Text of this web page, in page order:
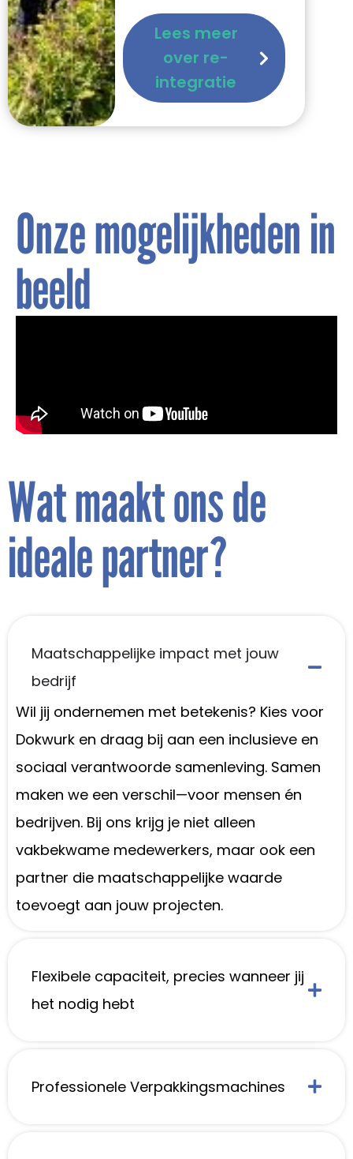
Lees meer
over re-
integratie
Onze mogelijkheden in
beeld
Wat maakt ons de
ideale partner?
Maatschappelijke impact met jouw
bedrijf
Wil jij ondernemen met betekenis? Kies voor
Dokwurk en draag bij aan een inclusieve en
sociaal verantwoorde samenleving. Samen
maken we een verschil—voor mensen én
bedrijven. Bij ons krijg je niet alleen
vakbekwame medewerkers, maar ook een
partner die maatschappelijke waarde
toevoegt aan jouw projecten.
Flexibele capaciteit, precies wanneer jij
het nodig hebt
Professionele Verpakkingsmachines